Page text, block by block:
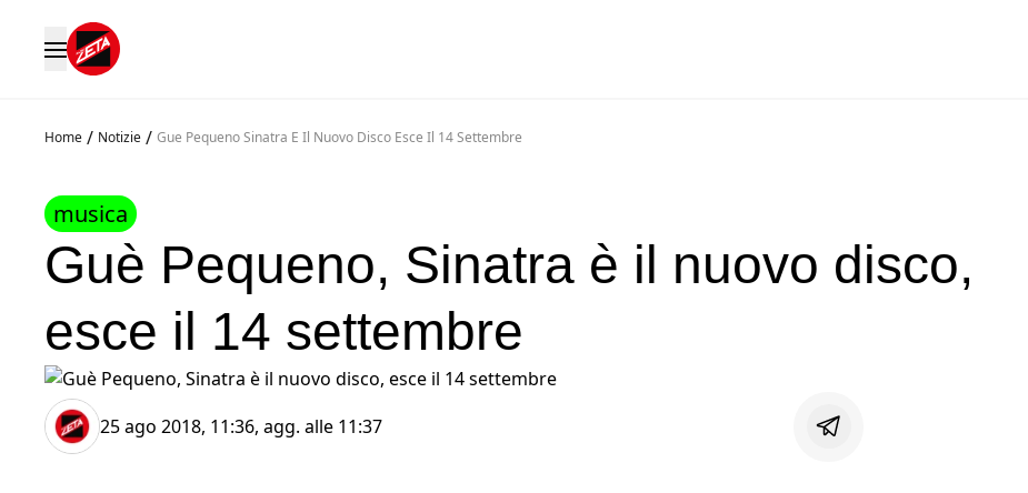
Home / Notizie / Gue Pequeno Sinatra E Il Nuovo Disco Esce Il 14 Settembre
musica
Guè Pequeno, Sinatra è il nuovo disco,
esce il 14 settembre
25 ago 2018, 11:36, agg. alle 11:37